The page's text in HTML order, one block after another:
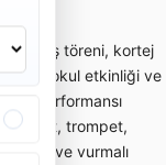
açılış töreni, kortej
okul etkinliği ve
performansı
trompet,
ve vurmalı